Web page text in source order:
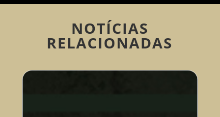
NOTÍCIAS
RELACIONADAS